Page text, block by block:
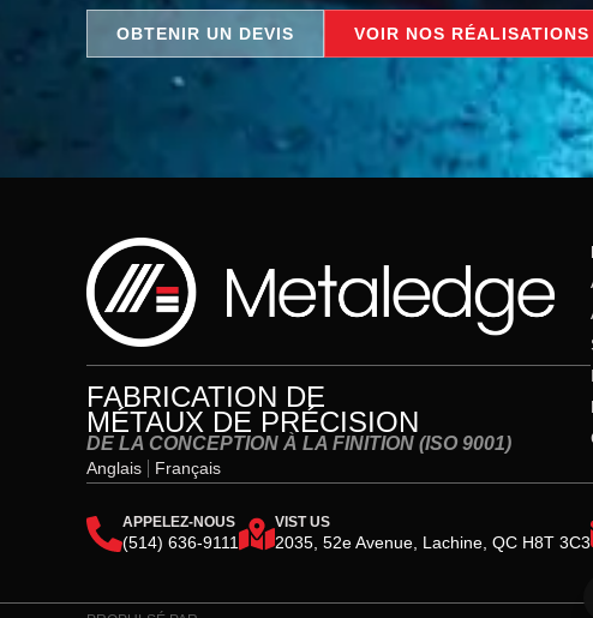
OBTENIR UN DEVIS VOIR NOS RÉALISATIONS
FABRICATION DE
MÉTAUX DE PRÉCISION
DE LA CONCEPTION À LA FINITION (ISO 9001)
Anglais Français
APPELEZ-NOUS
(514) 636-9111
VIST US
2035, 52e Avenue, Lachine, QC H8T 3C3